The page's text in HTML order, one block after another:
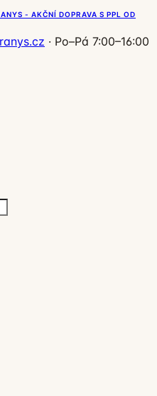
- AKČNÍ DOPRAVA S PPL OD
· Po–Pá 7:00–16:00